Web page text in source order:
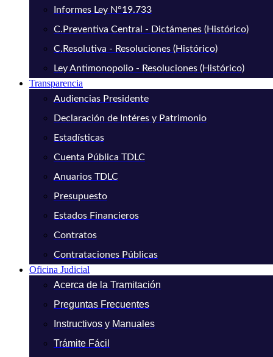
Informes Ley N°19.733
C.Preventiva Central - Dictámenes (Histórico)
C.Resolutiva - Resoluciones (Histórico)
Ley Antimonopolio - Resoluciones (Histórico)
Transparencia
Audiencias Presidente
Declaración de Intéres y Patrimonio
Estadísticas
Cuenta Pública TDLC
Anuarios TDLC
Presupuesto
Estados Financieros
Contratos
Contrataciones Públicas
Oficina Judicial
Acerca de la Tramitación
Preguntas Frecuentes
Instructivos y Manuales
Trámite Fácil